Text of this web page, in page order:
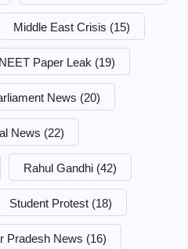
Middle East Crisis (15)
NEET Paper Leak (19)
News (20)
News (22)
Rahul Gandhi (42)
Student Protest (18)
Pradesh News (16)